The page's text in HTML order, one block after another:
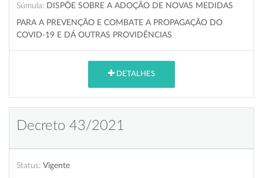
Súmula: DISPÕE SOBRE A ADOÇÃO DE NOVAS MEDIDAS
PARA A PREVENÇÃO E COMBATE A PROPAGAÇÃO DO
COVID-19 E DÁ OUTRAS PROVIDÊNCIAS
DETALHES
Decreto 43/2021
Status: Vigente